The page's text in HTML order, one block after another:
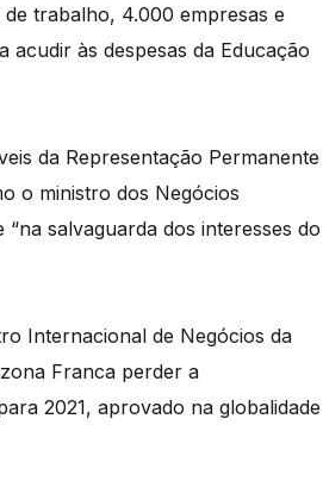
trabalho, 4.000 empresas e
às despesas da Educação
da Representação Permanente
o ministro dos Negócios
salvaguarda dos interesses do
Internacional de Negócios da
Franca perder a
2021, aprovado na globalidade